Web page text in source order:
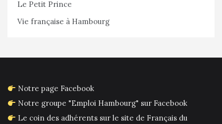
Le Petit Prince
Vie française à Hambourg
Notre page Facebook
Notre groupe "Emploi Hambourg" sur Facebook
Le coin des adhérents sur le site de Français du